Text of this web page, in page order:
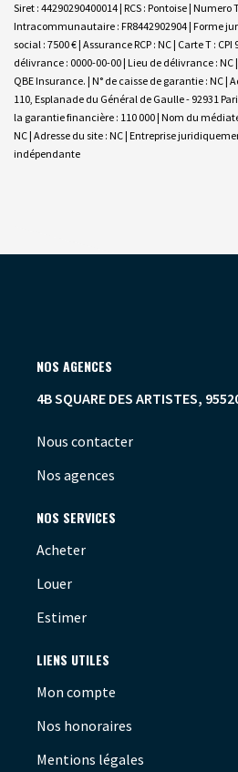
Siret : 44290290400014 | RCS : Pontoise | Numero
Intracommunautaire : FR8442902904 | Forme
social : 7500 € | Assurance RCP : NC | Carte T : CPI
délivrance : 0000-00-00 | Lieu de délivrance :
QBE Insurance. | N° de caisse de garantie : NC |
110, Esplanade du Général de Gaulle - 92931
la garantie financière : 110 000 | Nom du
NC | Adresse du site : NC | Entreprise
indépendante
NOS AGENCES
4B SQUARE DES ARTISTES,
Nous contacter
Nos agences
NOS SERVICES
Acheter
Louer
Estimer
LIENS UTILES
Mon compte
Nos honoraires
Mentions légales